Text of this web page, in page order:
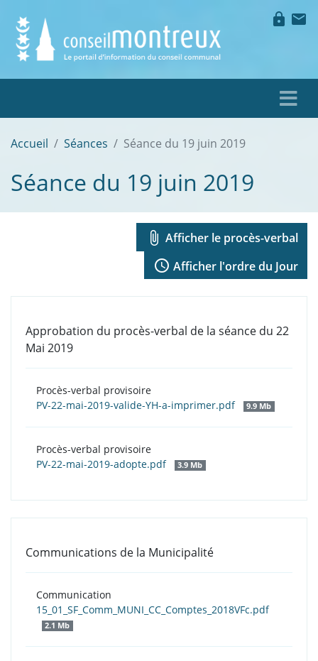
lock mail
Accueil Séances Séance du 19 juin 2019
Séance du 19 juin 2019
attach_file Afficher le procès-verbal
access_time Afficher l'ordre du Jour
Approbation du procès-verbal de la séance du 22
Mai 2019
Procès-verbal provisoire
PV-22-mai-2019-valide-YH-a-imprimer.pdf
9.9 Mb
Procès-verbal provisoire
PV-22-mai-2019-adopte.pdf
3.9 Mb
Communications de la Municipalité
Communication
15_01_SF_Comm_MUNI_CC_Comptes_2018VFc.pdf
2.1 Mb